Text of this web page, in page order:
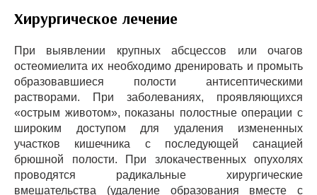
Хирургическое лечение
При выявлении крупных абсцессов или очагов
остеомиелита их необходимо дренировать и промыть
образовавшиеся полости антисептическими
растворами. При заболеваниях, проявляющихся
«острым животом», показаны полостные операции с
широким доступом для удаления измененных
участков кишечника с последующей санацией
брюшной полости. При злокачественных опухолях
проводятся радикальные хирургические
вмешательства (удаление образования вместе с